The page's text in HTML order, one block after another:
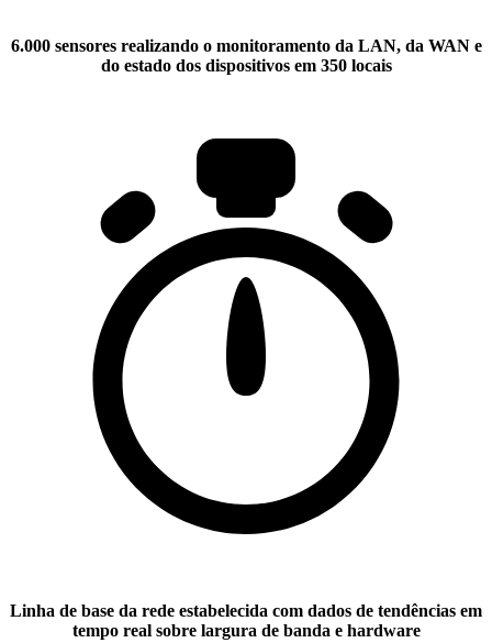
6.000 sensores realizando o monitoramento da LAN, da WAN e
do estado dos dispositivos em 350 locais
Linha de base da rede estabelecida com dados de tendências em
tempo real sobre largura de banda e hardware